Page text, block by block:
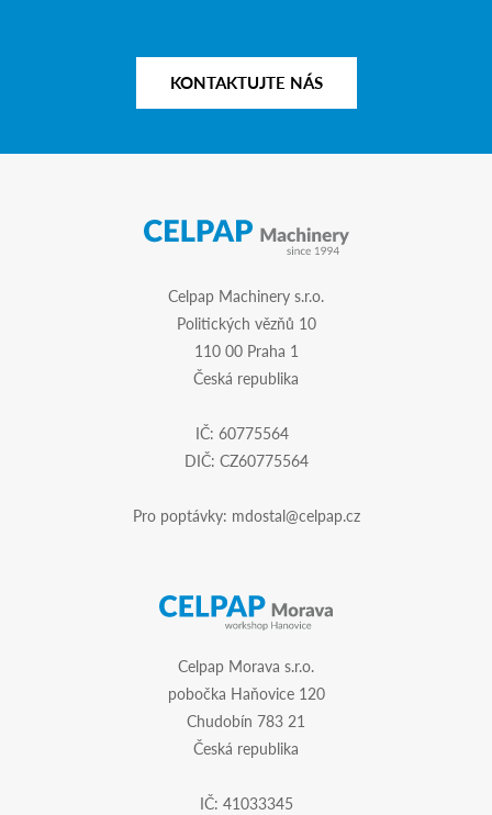
KONTAKTUJTE NÁS
Celpap Machinery s.r.o.
Politických vězňů 10
110 00 Praha 1
Česká republika
IČ: 60775564
DIČ: CZ60775564
Pro poptávky: mdostal@celpap.cz
Celpap Morava s.r.o.
pobočka Haňovice 120
Chudobín 783 21
Česká republika
IČ: 41033345